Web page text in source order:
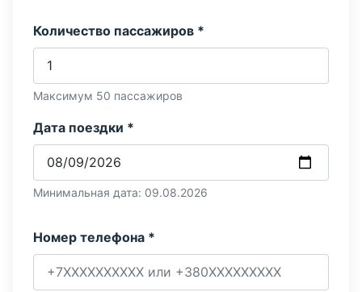
Количество пассажиров *
Максимум 50 пассажиров
Дата поездки *
Минимальная дата: 09.08.2026
Номер телефона *